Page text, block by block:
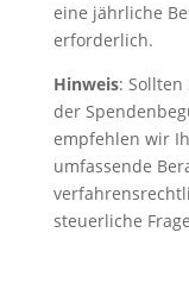
eine jährliche
erforderlich.
Hinweis: Sollten
der
empfehlen wir
umfassende
steuerliche